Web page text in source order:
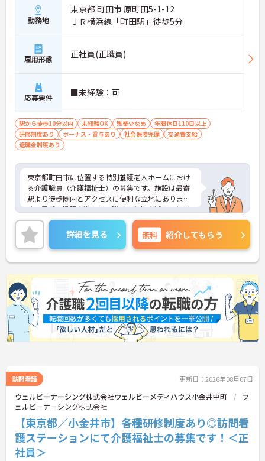
勤務地
東京都 町田市 原町田5-1-12
ＪＲ横浜線「町田駅」徒歩5分
雇用形態 正社員(正職員)
応募要件 ■未経験：可
駅から徒歩10分以内 未経験OK 残業少なめ
年間休日110日以上
研修制度あり
ボーナス・賞与あり 社会保険完備
交通費支給
退職金制度あり
東京都町田市に位置する特別養護老人ホームにおけ
る介護職員（介護福祉士）の募集です。施設は最寄
駅より徒歩圏内とアクセスに便利な立地にありま
す。最新の機器を導入し、職員の負担を減らことで
業務がしやすい環境づくりに取り組まれています。
残業は月平均10時間程度です。ワークライフバラン
スを保ちながらご勤務いただけます。
ご興味のある方には、面接対策ポイントなど、さら
に詳細をご案内しますのでお気軽にご相談くださ
い！
詳細を見る 無料 紹介してもらう
訪問看護 更新日：2026年08月07日
ウェルビーナーシング株式会社ウェルビーメディハウス小金井中町
ウ
ェルビーナーシング株式会社
【東京都／小金井市】各種研修制度あり◎訪問看
護ステーションにて介護福祉士の募集です！＜正
社員＞